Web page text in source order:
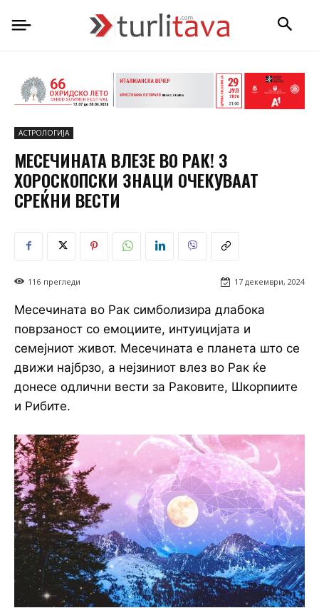
АСТРОЛОГИЈА
МЕСЕЧИНАТА ВЛЕЗЕ ВО РАК! 3
ХОРОСКОПСКИ ЗНАЦИ ОЧЕКУВААТ
СРЕЌНИ ВЕСТИ
17 декември, 2024
116 прегледи
Месечината во Рак симболизира длабока
поврзаност со емоциите, интуицијата и
семејниот живот. Месечината е планета што се
движи најбрзо, а нејзиниот влез во Рак ќе
донесе одлични вести за Раковите, Шкорпиите
и Рибите.